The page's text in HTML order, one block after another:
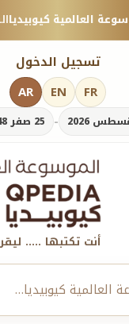
تسجيل الدخول
- 25 صفر 1448
AR EN FR
أنت تكتبها .....